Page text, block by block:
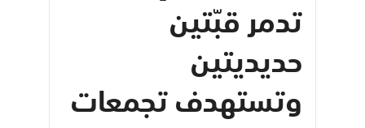
تدمر قبّتين
حديديتين
وتستهدف تجمعات